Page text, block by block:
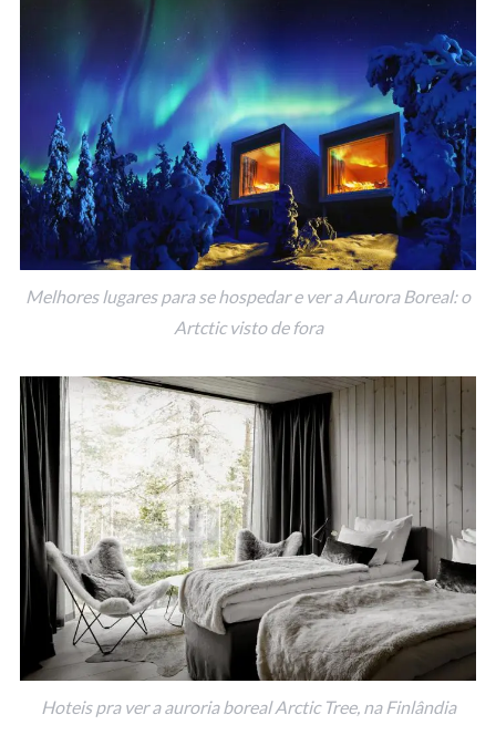
Melhores lugares para se hospedar e ver a Aurora Boreal: o
Artctic visto de fora
Hoteis pra ver a auroria boreal Arctic Tree, na Finlândia